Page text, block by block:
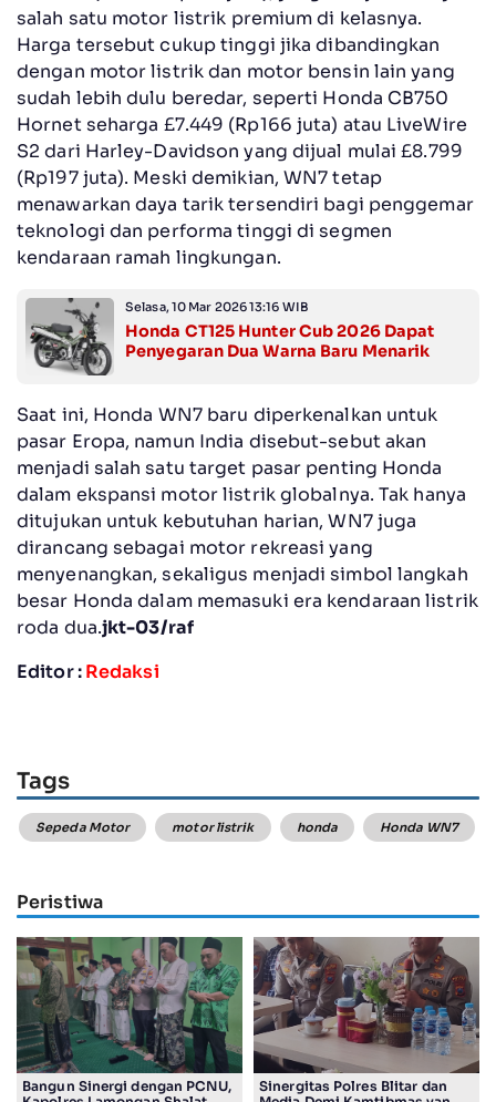
salah satu motor listrik premium di kelasnya.
Harga tersebut cukup tinggi jika dibandingkan
dengan motor listrik dan motor bensin lain yang
sudah lebih dulu beredar, seperti Honda CB750
Hornet seharga £7.449 (Rp166 juta) atau LiveWire
S2 dari Harley-Davidson yang dijual mulai £8.799
(Rp197 juta). Meski demikian, WN7 tetap
menawarkan daya tarik tersendiri bagi penggemar
teknologi dan performa tinggi di segmen
kendaraan ramah lingkungan.
Selasa, 10 Mar 2026 13:16 WIB
Honda CT125 Hunter Cub 2026 Dapat
Penyegaran Dua Warna Baru Menarik
Saat ini, Honda WN7 baru diperkenalkan untuk
pasar Eropa, namun India disebut-sebut akan
menjadi salah satu target pasar penting Honda
dalam ekspansi motor listrik globalnya. Tak hanya
ditujukan untuk kebutuhan harian, WN7 juga
dirancang sebagai motor rekreasi yang
menyenangkan, sekaligus menjadi simbol langkah
besar Honda dalam memasuki era kendaraan listrik
roda dua.jkt-03/raf
Editor :Redaksi
Tags
Sepeda Motor motor listrik honda Honda WN7
Peristiwa
Bangun Sinergi dengan PCNU,
Sinergitas Polres Blitar dan